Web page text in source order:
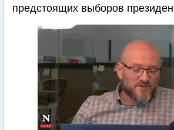
предстоящих выборов